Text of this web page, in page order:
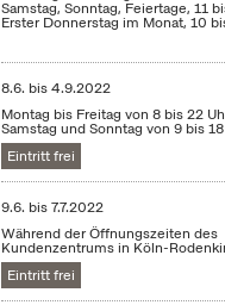
Samstag, Sonntag, Feiertage, 11
Erster Donnerstag im Monat, 10
8.6. bis4.9.2022
Montag bis Freitag von 8 bis 22
Samstag und Sonntag von 9 bis
Eintritt frei
9.6. bis7.7.2022
Während der Öffnungszeiten des
Kundenzentrums in Köln-
Eintritt frei